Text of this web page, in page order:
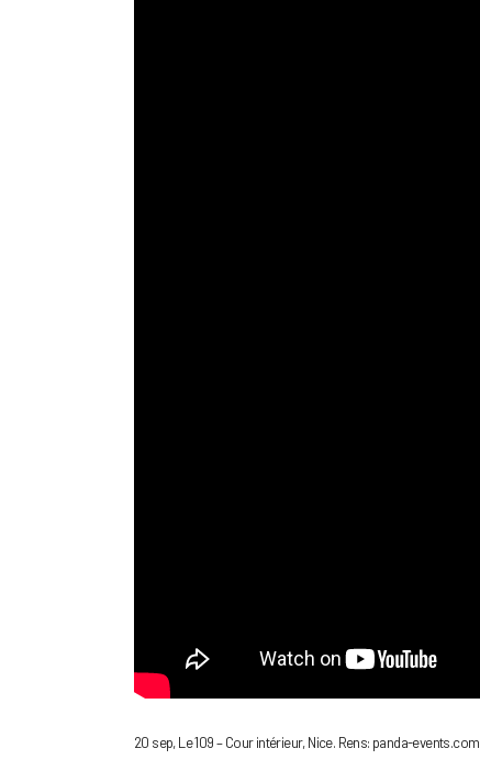
20 sep, Le 109 – Cour intérieur, Nice. Rens: panda-events.com